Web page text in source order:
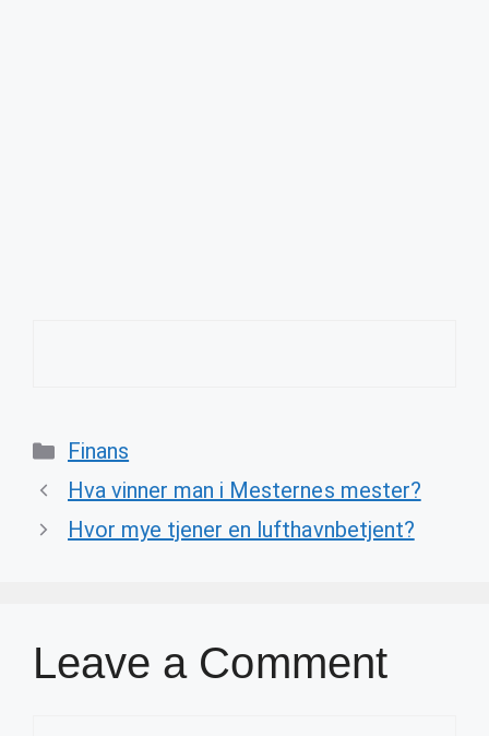
Categories
Finans
Hva vinner man i Mesternes mester?
Hvor mye tjener en lufthavnbetjent?
Leave a Comment